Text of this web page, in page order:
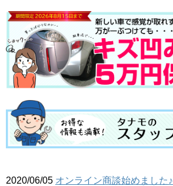
2020/06/05 オンライン商談始めました♪